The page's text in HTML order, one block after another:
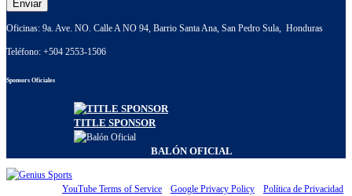
Oficinas: 9a. Ave. NO. Calle A NO 94, Barrio Santa Ana, San Pedro Sula, Honduras
Teléfono: +504 2553-1506
Sponsors Oficiales
TITLE SPONSOR
BALÓN OFICIAL
YouTube Terms of Service Google Privacy Policy Política de Privacidad